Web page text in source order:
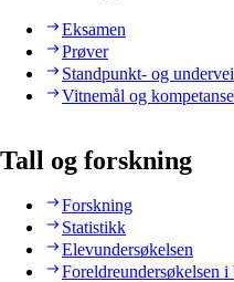
Eksamen
Prøver
Standpunkt- og
Vitnemål og
Tall og forskning
Forskning
Statistikk
Elevundersøkelsen
Foreldreundersøkelsen i